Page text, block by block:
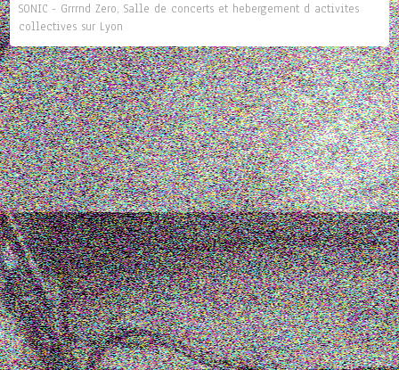
SONIC - Grrrnd Zero, Salle de concerts et hebergement d activites
collectives sur Lyon